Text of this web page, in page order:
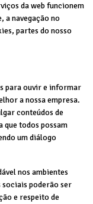
da web funcionem
navegação no
partes do nosso
para ouvir e informar
a nossa empresa.
conteúdos de
que todos possam
um diálogo
nos ambientes
sociais poderão ser
e respeito de